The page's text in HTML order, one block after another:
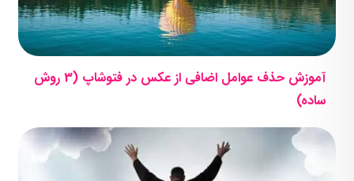
آموزش حذف عوامل اضافی از عکس در فتوشاپ (3 روش
ساده)